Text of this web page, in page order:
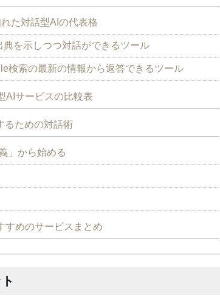
た対話型AIの代表格
典を示しつつ対話ができるツール
検索の最新の情報から返答できるツール
AIサービスの比較表
るための対話術
」から始める
すめのサービスまとめ